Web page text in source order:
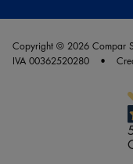
Copyright © 2026 Compar
IVA 00362520280